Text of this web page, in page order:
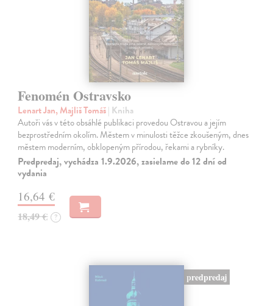
Fenomén Ostravsko
Lenart Jan, Majliš Tomáš| Kniha
Autoři vás v této obsáhlé publikaci provedou Ostravou a jejím
bezprostředním okolím. Městem v minulosti těžce zkoušeným, dnes
městem moderním, obklopeným přírodou, řekami a rybníky.
Predpredaj, vychádza 1.9.2026, zasielame do 12 dní od
vydania
16,64 €
18,49 € ?
predpredaj